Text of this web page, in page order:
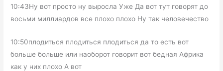
10:43Ну вот просто ну выросла Уже Да вот тут говорят до
восьми миллиардов все плохо плохо Ну так человечество
10:50плодиться плодиться плодиться да то есть вот
больше больше или наоборот говорит вот бедная Африка
как у них плохо А вот